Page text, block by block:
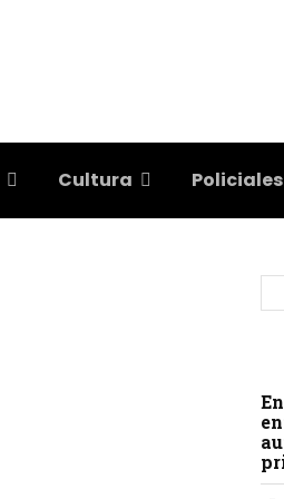
Cultura Policiales